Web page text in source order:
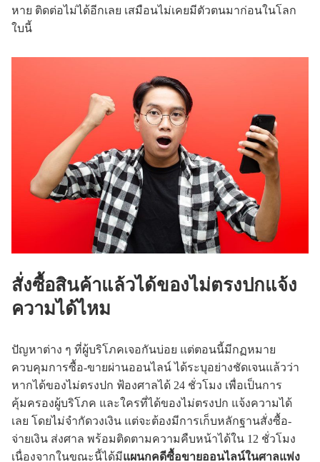
หาย ติดต่อไม่ได้อีกเลย เสมือนไม่เคยมีตัวตนมาก่อนในโลก
ใบนี้
สั่งซื้อสินค้าแล้วได้ของไม่ตรงปกแจ้ง
ความได้ไหม
ปัญหาต่าง ๆ ที่ผู้บริโภคเจอกันบ่อย แต่ตอนนี้มีกฏหมาย
ควบคุมการซื้อ-ขายผ่านออนไลน์ ได้ระบุอย่างชัดเจนแล้วว่า
หากได้ของไม่ตรงปก ฟ้องศาลได้ 24 ชั่วโมง เพื่อเป็นการ
คุ้มครองผู้บริโภค และใครที่ได้ของไม่ตรงปก แจ้งความได้
เลย โดยไม่จำกัดวงเงิน แต่จะต้องมีการเก็บหลักฐานสั่งซื้อ-
จ่ายเงิน ส่งศาล พร้อมติดตามความคืบหน้าได้ใน 12 ชั่วโมง
เนื่องจากในขณะนี้ได้มีแผนกคดีซื้อขายออนไลน์ในศาลแพ่ง